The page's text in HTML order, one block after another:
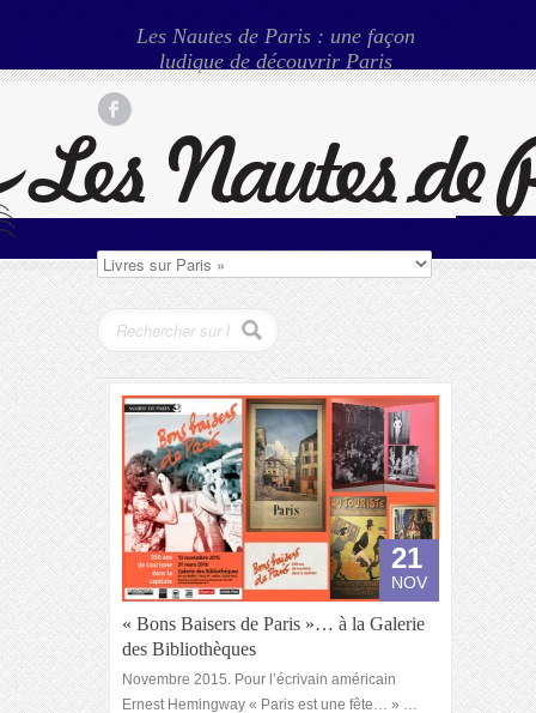
Les Nautes de Paris : une façon
ludique de découvrir Paris
21
NOV
« Bons Baisers de Paris »… à la Galerie
des Bibliothèques
Novembre 2015. Pour l’écrivain américain
Ernest Hemingway « Paris est une fête… » …